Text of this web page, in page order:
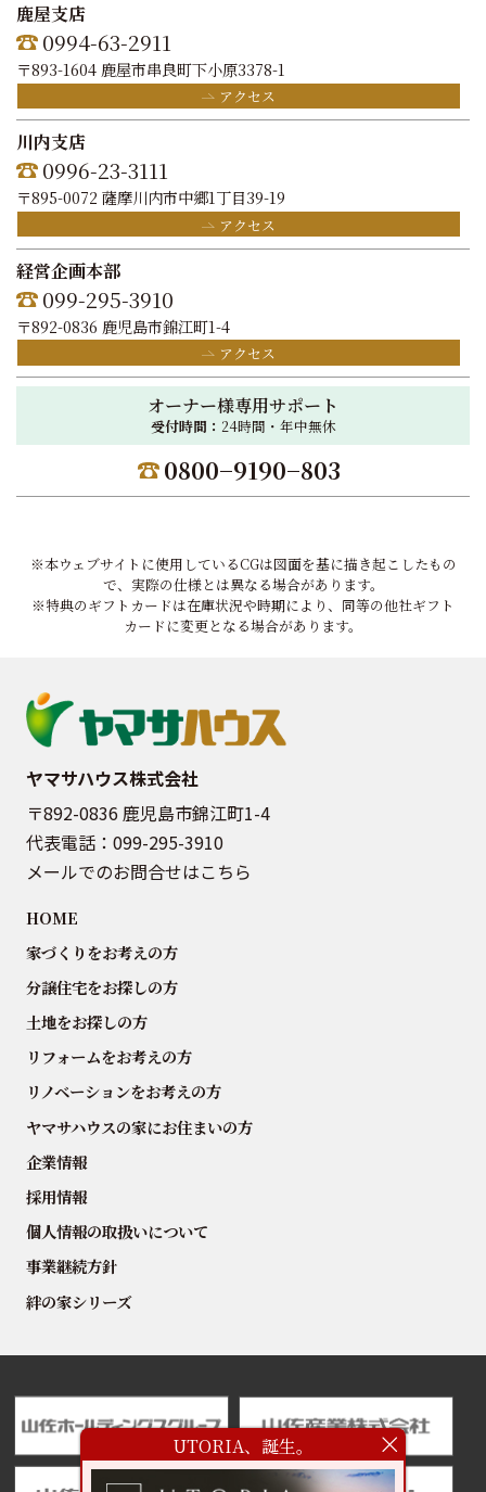
鹿屋支店
0994-63-2911
〒893-1604 鹿屋市串良町下小原3378-1
アクセス
川内支店
0996-23-3111
〒895-0072 薩摩川内市中郷1丁目39-19
アクセス
経営企画本部
099-295-3910
〒892-0836 鹿児島市錦江町1-4
アクセス
オーナー様専用サポート
受付時間： 24時間・年中無休
0800−9190−803
※本ウェブサイトに使用しているCGは図面を基に描き起こしたもの
で、実際の仕様とは異なる場合があります。
※特典のギフトカードは在庫状況や時期により、同等の他社ギフト
カードに変更となる場合があります。
ヤマサハウス株式会社
〒892-0836 鹿児島市錦江町1-4
代表電話： 099-295-3910
メールでのお問合せはこちら
HOME
家づくりをお考えの方
分譲住宅をお探しの方
土地をお探しの方
リフォームをお考えの方
リノベーションをお考えの方
ヤマサハウスの家にお住まいの方
企業情報
採用情報
個人情報の取扱いについて
事業継続方針
絆の家シリーズ
UTORIA、誕生。